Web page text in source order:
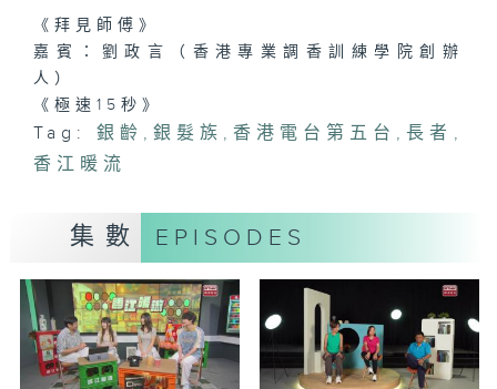
《拜見師傅》
嘉賓：劉政言（香港專業調香訓練學院創辦
人）
《極速15秒》
Tag: 銀齡 , 銀髮族 , 香港電台第五台 ,長者 ,
香江暖流
集數 EPISODES